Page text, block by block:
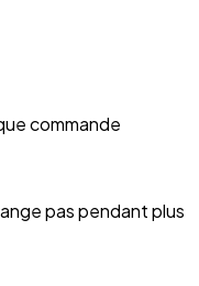
commande
pas pendant plus